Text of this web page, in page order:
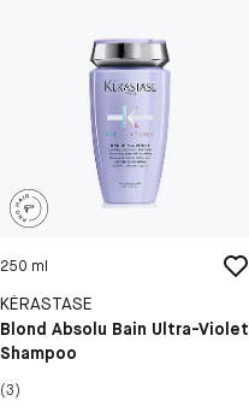
250 ml
KÉRASTASE
Blond Absolu Bain Ultra-Violet
Shampoo
(3)